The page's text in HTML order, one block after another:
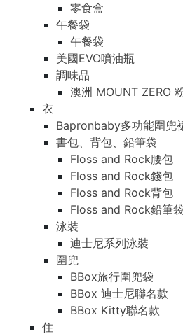
零食盒
午餐袋
午餐袋
美國EVO噴油瓶
調味品
澳洲 MOUNT ZERO
衣
Bapronbaby多功能圍兜
書包、背包、鉛筆袋
Floss and Rock腰包
Floss and Rock錢包
Floss and Rock背包
Floss and Rock鉛筆袋
泳裝
迪士尼系列泳裝
圍兜
BBox旅行圍兜袋
BBox 迪士尼聯名款
BBox Kitty聯名款
住